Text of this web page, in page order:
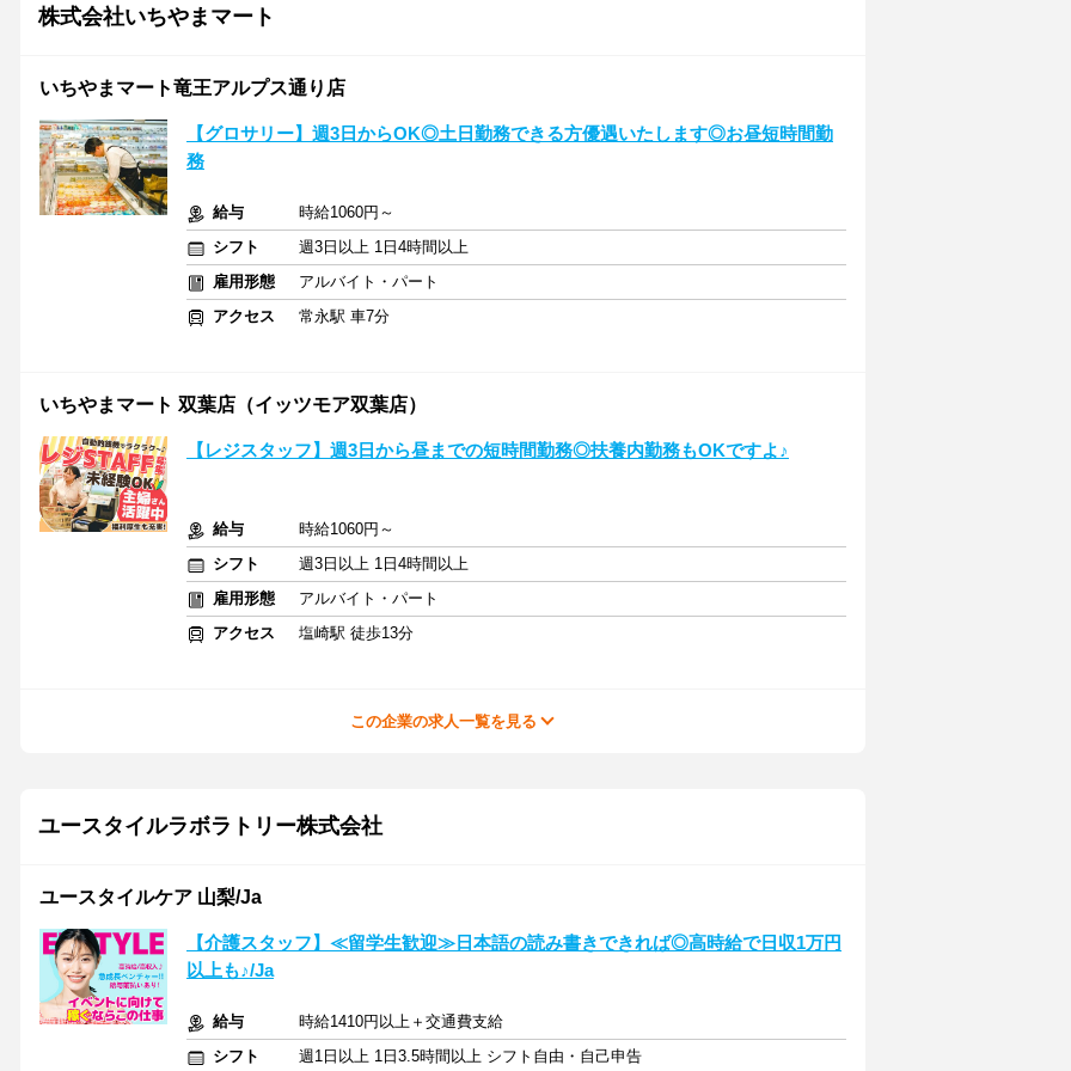
株式会社いちやまマート
いちやまマート竜王アルプス通り店
【グロサリー】週3日からOK◎土日勤務できる方優遇いたします◎お昼短時間勤
務
給与
時給1060円～
シフト
週3日以上 1日4時間以上
雇用形態
アルバイト・パート
アクセス
常永駅 車7分
いちやまマート 双葉店（イッツモア双葉店）
【レジスタッフ】週3日から昼までの短時間勤務◎扶養内勤務もOKですよ♪
給与
時給1060円～
シフト
週3日以上 1日4時間以上
雇用形態
アルバイト・パート
アクセス
塩崎駅 徒歩13分
この企業の求人一覧を見る
ユースタイルラボラトリー株式会社
ユースタイルケア 山梨/Ja
【介護スタッフ】≪留学生歓迎≫日本語の読み書きできれば◎高時給で日収1万円
以上も♪/Ja
給与
時給1410円以上＋交通費支給
シフト
週1日以上 1日3.5時間以上 シフト自由・自己申告